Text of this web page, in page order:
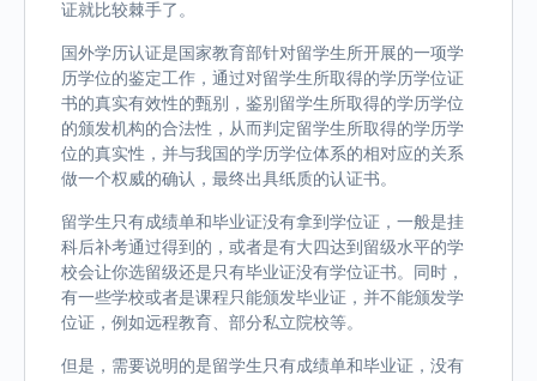
证就比较棘手了。
国外学历认证是国家教育部针对留学生所开展的一项学
历学位的鉴定工作，通过对留学生所取得的学历学位证
书的真实有效性的甄别，鉴别留学生所取得的学历学位
的颁发机构的合法性，从而判定留学生所取得的学历学
位的真实性，并与我国的学历学位体系的相对应的关系
做一个权威的确认，最终出具纸质的认证书。
留学生只有成绩单和毕业证没有拿到学位证，一般是挂
科后补考通过得到的，或者是有大四达到留级水平的学
校会让你选留级还是只有毕业证没有学位证书。同时，
有一些学校或者是课程只能颁发毕业证，并不能颁发学
位证，例如远程教育、部分私立院校等。
但是，需要说明的是留学生只有成绩单和毕业证，没有